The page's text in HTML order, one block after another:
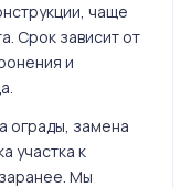
чаще
Срок зависит от
и
ограды, замена
участка к
Мы